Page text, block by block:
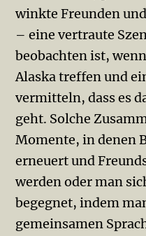
winkte Freunden
– eine vertraute
beobachten ist,
Alaska treffen und
vermitteln, dass es
geht. Solche
Momente, in denen
erneuert und
werden oder man
begegnet, indem
gemeinsamen